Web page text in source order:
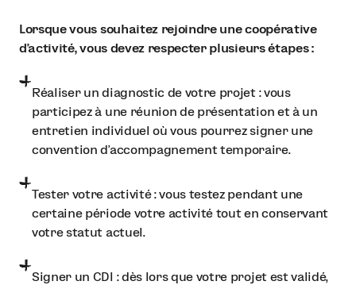
Lorsque vous souhaitez rejoindre une coopérative
d’activité, vous devez respecter plusieurs étapes :
Réaliser un diagnostic de votre projet : vous
participez à une réunion de présentation et à un
entretien individuel où vous pourrez signer une
convention d’accompagnement temporaire.
Tester votre activité : vous testez pendant une
certaine période votre activité tout en conservant
votre statut actuel.
Signer un CDI : dès lors que votre projet est validé,